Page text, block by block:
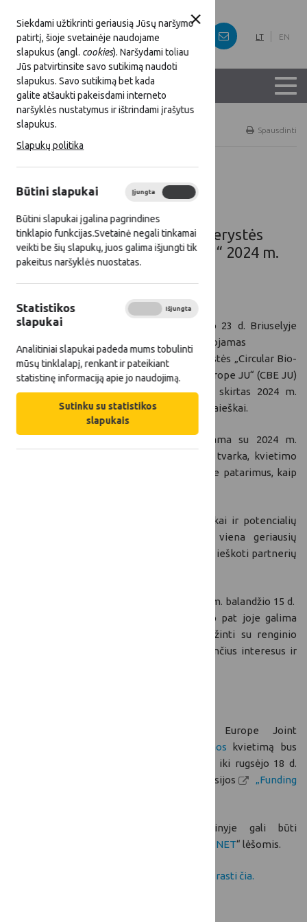
Siekdami užtikrinti geriausią Jūsų naršymo
patirtį, šioje svetainėje naudojame
slapukus (angl. cookies). Naršydami toliau
Jūs patvirtinsite savo sutikimą naudoti
slapukus. Savo sutikimą bet kada
galite atšaukti pakeisdami interneto
naršyklės nustatymus ir ištrindami įrašytus
slapukus.
Slapukų politika
Būtini slapukai Įjungta
Būtini slapukai įgalina pagrindines
tinklapio funkcijas.Svetainė negali tinkamai
veikti be šių slapukų, juos galima išjungti tik
pakeitus naršyklės nuostatas.
Statistikos
slapukai
Išjungta
Analitiniai slapukai padeda mums tobulinti
mūsų tinklalapį, renkant ir pateikiant
statistinę informaciją apie jo naudojimą.
Sutinku su statistikos
slapukais
LT EN
Titulinis Spausdinti
Briuselyje bus pristatyti partnerystės
„Circular Bio-based Europe JU“ 2024 m.
kvietimai teikti paraiškas
Balandžio 23 d. Briuselyje
organizuojamas
partnerystės „Circular Bio-
based Europe JU“ (CBE JU)
renginys, skirtas 2024 m.
teminių kvietimų pristatymui ir partnerių paieškai.
Pirmoje renginio dalyje bus supažindinama su 2024 m.
kvietimais, paraiškų teikimo ir vertinimo tvarka, kvietimo
sąlygomis ir reikalavimais, taip pat išgirsite patarimus, kaip
Antroji renginio dalis bus skirta tinklaveikai ir potencialių
partnerių paieškai. Ši renginio dalis – viena geriausių
galimybių pristatyti savo idėjas ir interesus, ieškoti partnerių
gyvai galima iki š. m. balandžio 15 d.
. Taip pat joje galima
pristatyti savo paslaugas ir idėjas, susipažinti su renginio
dalyviais, jų prisistatymais, surasti atitinkančius interesus ir
Paraiškas pagal „Circular Bio-based Europe Joint
2024 m. darbo programos kvietimą bus
galima teikti nuo 2024 m. balandžio 24 d. iki rugsėjo 18 d.
Paraiškos bus teikiamos per Europos Komisijos
„Funding
Dalyvavimas partnerių paieškos renginyje gali būti
NCP_WIDERA.NET“ lėšomis.
apie renginį galite rasti čia.